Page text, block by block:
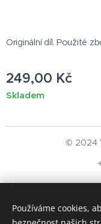
Originální díl. Použité
249,00 Kč
Skladem
© 2024
Používáme cookies,